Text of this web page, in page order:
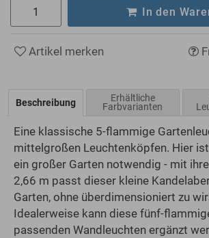
In den
Artikel merken
Beschreibung
Erhältliche
Farbvarianten
Eine klassische 5-flammige
mittelgroßen Leuchtenköpfen. Hier
ein großer Garten notwendig - mit
2,66 m passt dieser kleine
Garten, ohne überdimensioniert zu
Idealerweise kann diese fünf-
passenden Wandleuchten ergänzt